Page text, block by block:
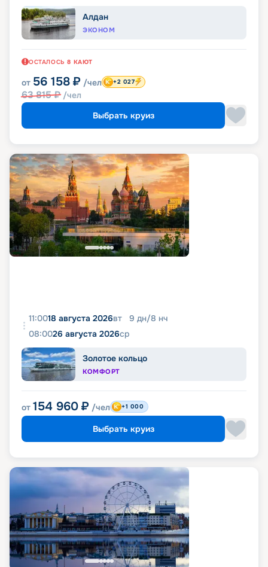
Алдан
ЭКОНОМ
ОСТАЛОСЬ 8 КАЮТ
от 56 158 ₽ /чел
63 815₽ /чел
+2 027
Выбрать круиз
11:0018 августа 2026вт 9 дн/8 нч
08:0026 августа 2026ср
Золотое кольцо
КОМФОРТ
от 154 960 ₽ /чел +1 000
Выбрать круиз